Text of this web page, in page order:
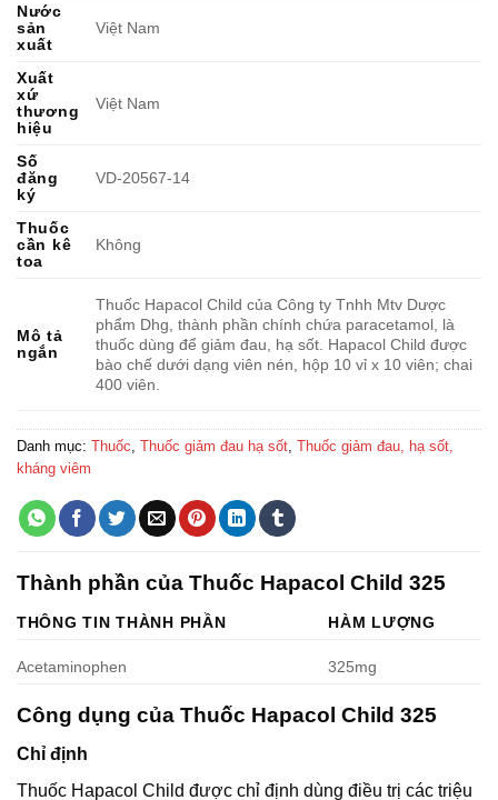
Nước
sản
xuất
Việt Nam
Xuất
xứ
thương
hiệu
Việt Nam
Số
đăng
ký
VD-20567-14
Thuốc
cần kê
toa
Không
Mô tả
ngắn
Thuốc Hapacol Child của Công ty Tnhh Mtv Dược
phẩm Dhg, thành phần chính chứa paracetamol, là
thuốc dùng để giảm đau, hạ sốt. Hapacol Child được
bào chế dưới dạng viên nén, hộp 10 vỉ x 10 viên; chai
400 viên.
Danh mục: Thuốc Thuốc giảm đau hạ sốt Thuốc giảm đau, hạ sốt,
kháng viêm
Thành phần của Thuốc Hapacol Child 325
THÔNG TIN THÀNH PHẦN HÀM LƯỢNG
Acetaminophen 325mg
Công dụng của Thuốc Hapacol Child 325
Chỉ định
Thuốc Hapacol Child được chỉ định dùng điều trị các triệu